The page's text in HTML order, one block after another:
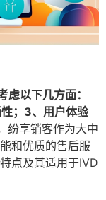
以下几方面：
；3、用户体验
纷享销客作为大中
和优质的售后服
点及其适用于IVD